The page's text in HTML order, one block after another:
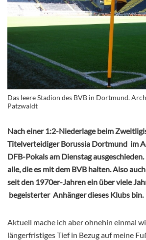
Das leere Stadion des BVB in Dortmund.
Patzwaldt
Nach einer 1:2-Niederlage beim
Titelverteidiger Borussia Dortmund im
DFB-Pokals am Dienstag ausgeschieden.
alle, die es mit dem BVB halten. Also
seit den 1970er-Jahren ein über viele
begeisterter Anhänger dieses Klubs bin.
Aktuell mache ich aber ohnehin einmal
längerfristiges Tief in Bezug auf meine